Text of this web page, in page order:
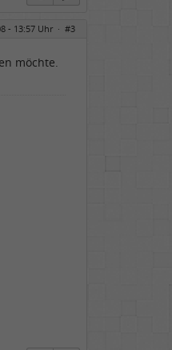
- 13:57 Uhr · #3
möchte.